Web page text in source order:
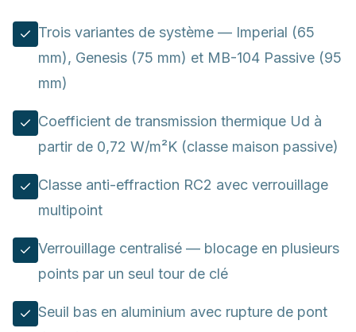
Trois variantes de système — Imperial (65
mm), Genesis (75 mm) et MB-104 Passive (95
mm)
Coefficient de transmission thermique Ud à
partir de 0,72 W/m²K (classe maison passive)
Classe anti-effraction RC2 avec verrouillage
multipoint
Verrouillage centralisé — blocage en plusieurs
points par un seul tour de clé
Seuil bas en aluminium avec rupture de pont